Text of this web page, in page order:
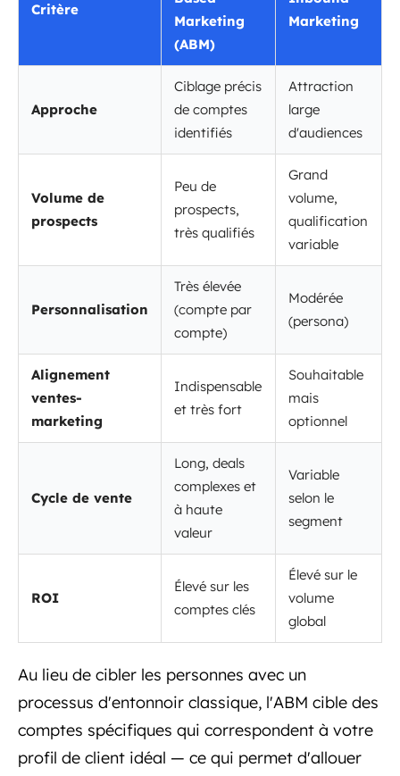
Critère
Marketing
(ABM)
Marketing
Approche
Ciblage précis
de comptes
identifiés
Attraction
large
d'audiences
Volume de
prospects
Peu de
prospects,
très qualifiés
Grand
volume,
qualification
variable
Personnalisation
Très élevée
(compte par
compte)
Modérée
(persona)
Alignement
ventes-
marketing
Indispensable
et très fort
Souhaitable
mais
optionnel
Cycle de vente
Long, deals
complexes et
à haute
valeur
Variable
selon le
segment
ROI
Élevé sur les
comptes clés
Élevé sur le
volume
global
Au lieu de cibler les personnes avec un
processus d'entonnoir classique, l'ABM cible des
comptes spécifiques qui correspondent à votre
profil de client idéal — ce qui permet d'allouer